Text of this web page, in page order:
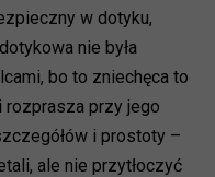
w dotyku,
nie była
bo to zniechęca to
przy jego
i prostoty –
ale nie przytłoczyć